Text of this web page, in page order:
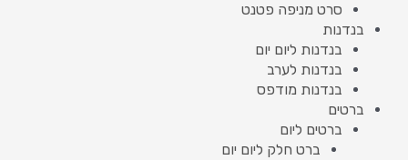
סרט מניפה פטנט
בנדנות
בנדנות ליום יום
בנדנות לערב
בנדנות מודפס
ברטים
ברטים ליום
ברט חלק ליום יום